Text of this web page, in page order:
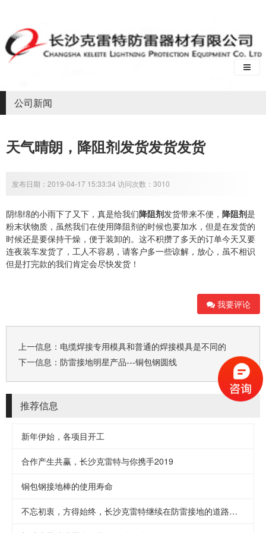
公司新闻
天气晴朗，降阻剂发货发货发货
发布日期：2019-04-17 15:33:34 访问次数：3010
阴绵绵的小雨下了又下，真是给我们降阻剂发货带来不便， 降阻剂是
粉末状物质，虽然我们在使用降阻剂的时候也要加水，但是在发货的
时候还是要保持干燥，便于装卸的。这不积攒了多天的订单今天又要
连夜装车发货了，工人不容易，请客户多一些谅解，放心，虽不相识
但是打完款的我们肯定会尽快发货！
我要评论
上一信息： 电缆焊接专用模具和普通的焊接模具是不同的
下一信息： 防雷接地明星产品---铜包钢圆线
推荐信息
新年伊始，各项目开工
合作产生共赢，长沙克雷特与你携手2019
铜包钢接地棒的使用寿命
不忘初衷，方得始终，长沙克雷特继续在防雷接地的道路上前行